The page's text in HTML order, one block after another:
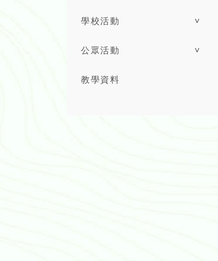
學校活動 ˅
公眾活動 ˅
教學資料